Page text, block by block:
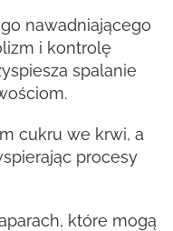
nawadniającego
i kontrolę
spalanie
cukru we krwi, a
procesy
które mogą